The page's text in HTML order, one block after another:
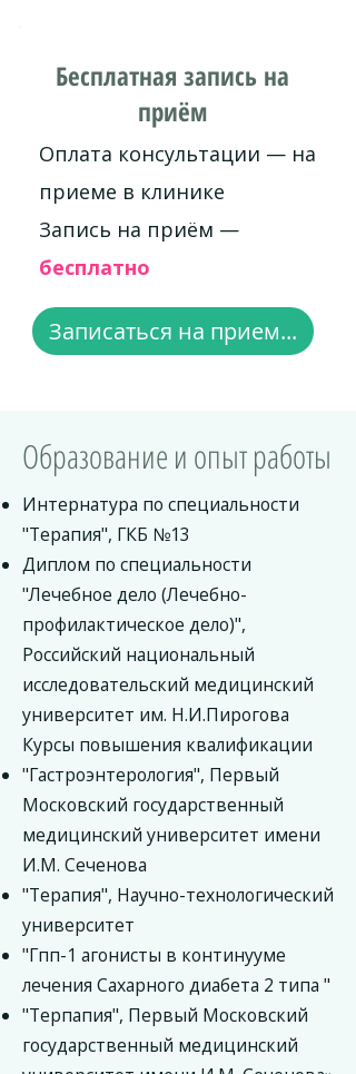
Бесплатная запись на
приём
Оплата консультации — на
приеме в клинике
Запись на приём —
бесплатно
Записаться на прием...
Образование и опыт работы
Интернатура по специальности
"Терапия", ГКБ №13
Диплом по специальности
"Лечебное дело (Лечебно-
профилактическое дело)",
Российский национальный
исследовательский медицинский
университет им. Н.И.Пирогова
Курсы повышения квалификации
"Гастроэнтерология", Первый
Московский государственный
медицинский университет имени
И.М. Сеченова
"Терапия", Научно-технологический
университет
"Гпп-1 агонисты в континууме
лечения Сахарного диабета 2 типа "
"Терпапия", Первый Московский
государственный медицинский